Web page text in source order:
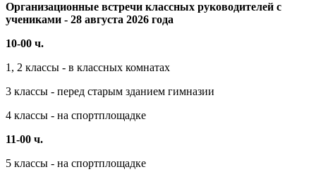
Организационные встречи классных руководителей с
учениками - 28 августа 2026 года
10-00 ч.
1, 2 классы - в классных комнатах
3 классы - перед старым зданием гимназии
4 классы - на спортплощадке
11-00 ч.
5 классы - на спортплощадке